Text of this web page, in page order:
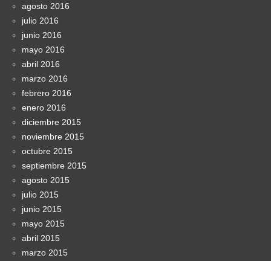
agosto 2016
julio 2016
junio 2016
mayo 2016
abril 2016
marzo 2016
febrero 2016
enero 2016
diciembre 2015
noviembre 2015
octubre 2015
septiembre 2015
agosto 2015
julio 2015
junio 2015
mayo 2015
abril 2015
marzo 2015